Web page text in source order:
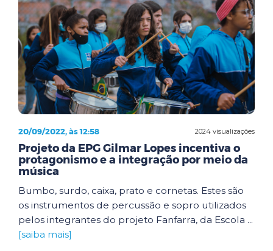
2024 visualizações
20/09/2022, às 12:58
Projeto da EPG Gilmar Lopes incentiva o
protagonismo e a integração por meio da
música
Bumbo, surdo, caixa, prato e cornetas. Estes são
os instrumentos de percussão e sopro utilizados
pelos integrantes do projeto Fanfarra, da Escola ...
[saiba mais]